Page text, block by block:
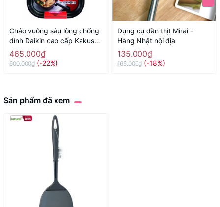
Chảo vuông sâu lòng chống
dính Daikin cao cấp Kakusee
- size 24cm, màu đỏ - Hàng
Nhật nội địaa
465.000₫
600.000₫ (-22%)
Dụng cụ dần thịt Mirai -
Hàng Nhật nội địa
135.000₫
165.000₫ (-18%)
Sản phẩm đã xem